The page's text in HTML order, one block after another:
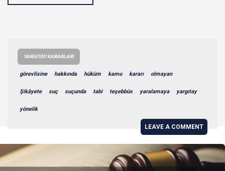
YARGITAY KARARLARI
görevlisine hakkında hüküm kamu kararı olmayan
Şikâyete suç suçunda tabi teşebbüs yaralamaya yargıtay
yönelik
LEAVE A COMMENT